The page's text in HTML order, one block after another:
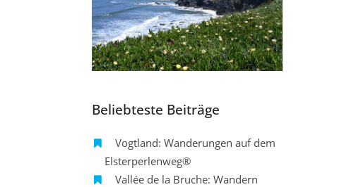
Beliebteste Beiträge
Vogtland: Wanderungen auf dem
Elsterperlenweg®
Vallée de la Bruche: Wandern